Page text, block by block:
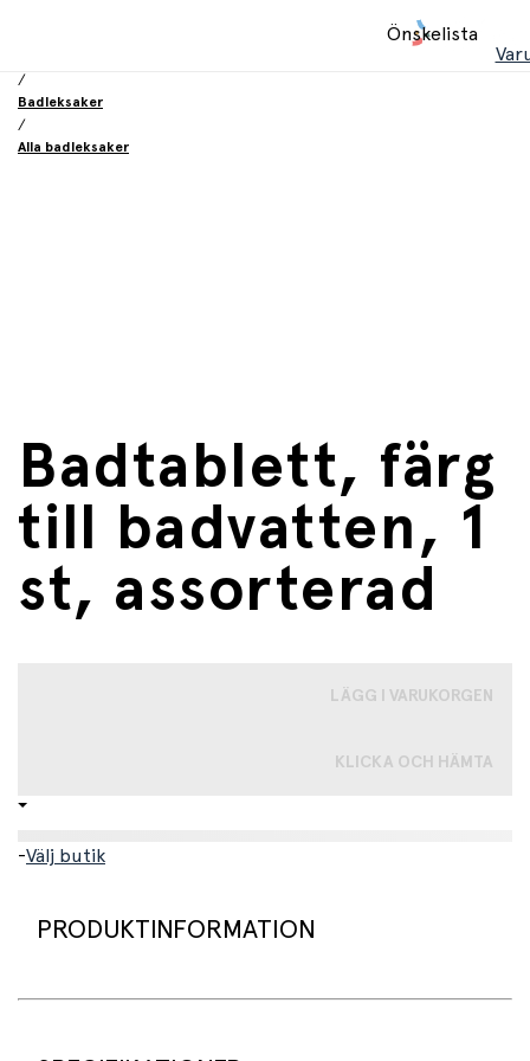
Önskelista
/
Badleksaker
/
Alla badleksaker
Badtablett, färg
till badvatten, 1
st, assorterad
LÄGG I VARUKORGEN
KLICKA OCH HÄMTA
-Välj butik
PRODUKTINFORMATION